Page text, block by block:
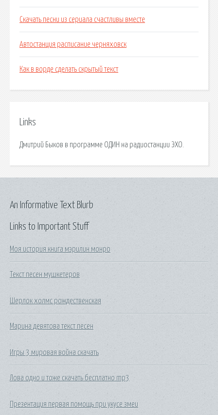
Скачать песни из сериала счастливы вместе
Автостанция расписание черняховск
Как в ворде сделать скрытый текст
Links
Дмитрий Быков в программе ОДИН на радиостанции ЭХО.
Links to Important Stuff
Моя история книга мэрилин монро
Текст песен мушкетеров
Шерлок холмс рождественская
Марина девятова текст песен
Игры 3 мировая война скачать
Лова одно и тоже скачать бесплатно mp3
Презентация первая помощь при укусе змеи
An Informative Text Blurb